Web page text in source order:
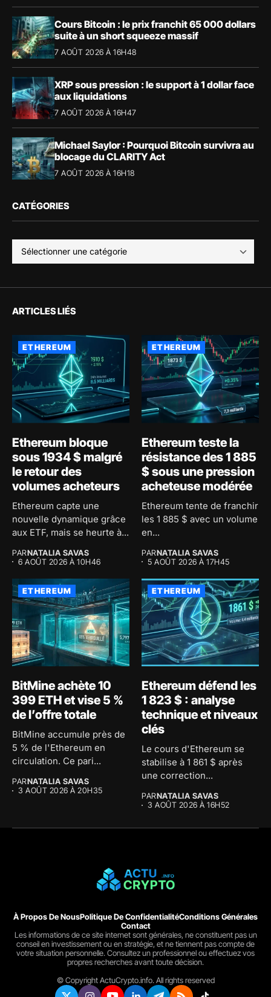
Cours Bitcoin : le prix franchit 65 000 dollars
suite à un short squeeze massif
7 AOÛT 2026 À 16H48
XRP sous pression : le support à 1 dollar face
aux liquidations
7 AOÛT 2026 À 16H47
Michael Saylor : Pourquoi Bitcoin survivra au
blocage du CLARITY Act
7 AOÛT 2026 À 16H18
CATÉGORIES
ARTICLES LIÉS
ETHEREUM
Ethereum bloque
sous 1934 $ malgré
le retour des
volumes acheteurs
Ethereum capte une
nouvelle dynamique grâce
aux ETF, mais se heurte à...
PARNATALIA SAVAS
6 AOÛT 2026 À 10H46
ETHEREUM
Ethereum teste la
résistance des 1 885
$ sous une pression
acheteuse modérée
Ethereum tente de franchir
les 1 885 $ avec un volume
en...
PARNATALIA SAVAS
5 AOÛT 2026 À 17H45
ETHEREUM
BitMine achète 10
399 ETH et vise 5 %
de l’offre totale
BitMine accumule près de
5 % de l'Ethereum en
circulation. Ce pari...
PARNATALIA SAVAS
3 AOÛT 2026 À 20H35
ETHEREUM
Ethereum défend les
1 823 $ : analyse
technique et niveaux
clés
Le cours d'Ethereum se
stabilise à 1 861 $ après
une correction...
PARNATALIA SAVAS
3 AOÛT 2026 À 16H52
À Propos De NousPolitique De ConfidentialitéConditions Générales
Contact
Les informations de ce site internet sont générales, ne constituent pas un
conseil en investissement ou en stratégie, et ne tiennent pas compte de
votre situation personnelle. Consultez un professionnel ou effectuez vos
propres recherches avant toute décision.
© Copyright ActuCrypto.info. All rights reserved